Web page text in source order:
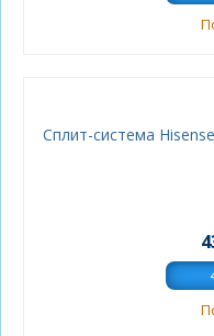
Сплит-система Hisense Premium SLIM Design Super DC